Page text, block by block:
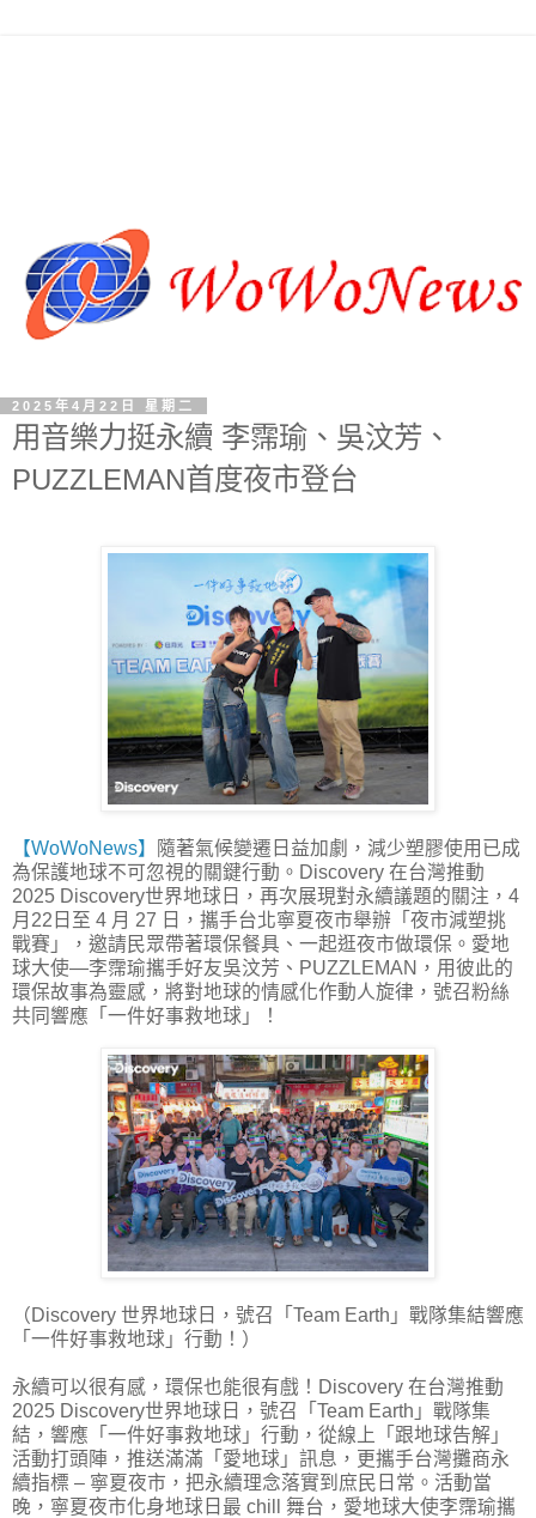
2025年4月22日 星期二
用音樂力挺永續 李霈瑜、吳汶芳、
PUZZLEMAN首度夜市登台
【WoWoNews】
隨著氣候變遷日益加劇，減少塑膠使用已成
為保護地球不可忽視的關鍵行動。Discovery 在台灣推動
2025 Discovery世界地球日，再次展現對永續議題的關注，4
月22日至 4 月 27 日，攜手台北寧夏夜市舉辦「夜市減塑挑
戰賽」，邀請民眾帶著環保餐具、一起逛夜市做環保。愛地
球大使—李霈瑜攜手好友吳汶芳、PUZZLEMAN，用彼此的
環保故事為靈感，將對地球的情感化作動人旋律，號召粉絲
共同響應「一件好事救地球」！
（Discovery 世界地球日，號召「Team Earth」戰隊集結響應
「一件好事救地球」行動！）
永續可以很有感，環保也能很有戲！Discovery 在台灣推動
2025 Discovery世界地球日，號召「Team Earth」戰隊集
結，響應「一件好事救地球」行動，從線上「跟地球告解」
活動打頭陣，推送滿滿「愛地球」訊息，更攜手台灣攤商永
續指標 – 寧夏夜市，把永續理念落實到庶民日常。活動當
晚，寧夏夜市化身地球日最 chill 舞台，愛地球大使李霈瑜攜